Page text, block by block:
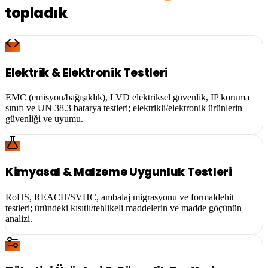
topladık
Elektrik & Elektronik Testleri
EMC (emisyon/bağışıklık), LVD elektriksel güvenlik, IP koruma
sınıfı ve UN 38.3 batarya testleri; elektrikli/elektronik ürünlerin
güvenliği ve uyumu.
Kimyasal & Malzeme Uygunluk Testleri
RoHS, REACH/SVHC, ambalaj migrasyonu ve formaldehit
testleri; üründeki kısıtlı/tehlikeli maddelerin ve madde göçünün
analizi.